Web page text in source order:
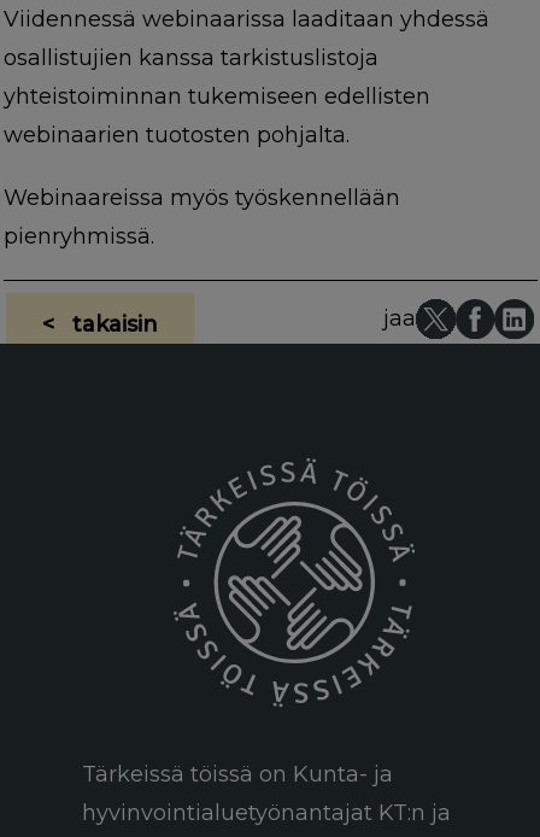
Viidennessä webinaarissa laaditaan yhdessä
osallistujien kanssa tarkistuslistoja
yhteistoiminnan tukemiseen edellisten
webinaarien tuotosten pohjalta.
Webinaareissa myös työskennellään
pienryhmissä.
< takaisin jaa
Tärkeissä töissä on Kunta- ja
hyvinvointialuetyönantajat KT:n ja